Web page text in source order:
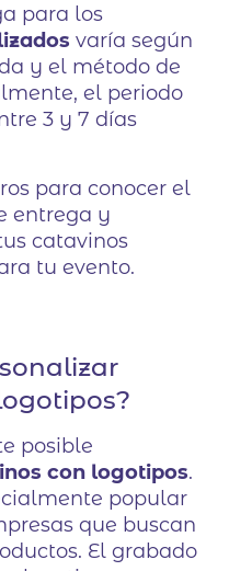
para los
varía según
y el método de
el periodo
3 y 7 días
para conocer el
entrega y
catavinos
tu evento.
posible
con logotipos.
popular
que buscan
El grabado